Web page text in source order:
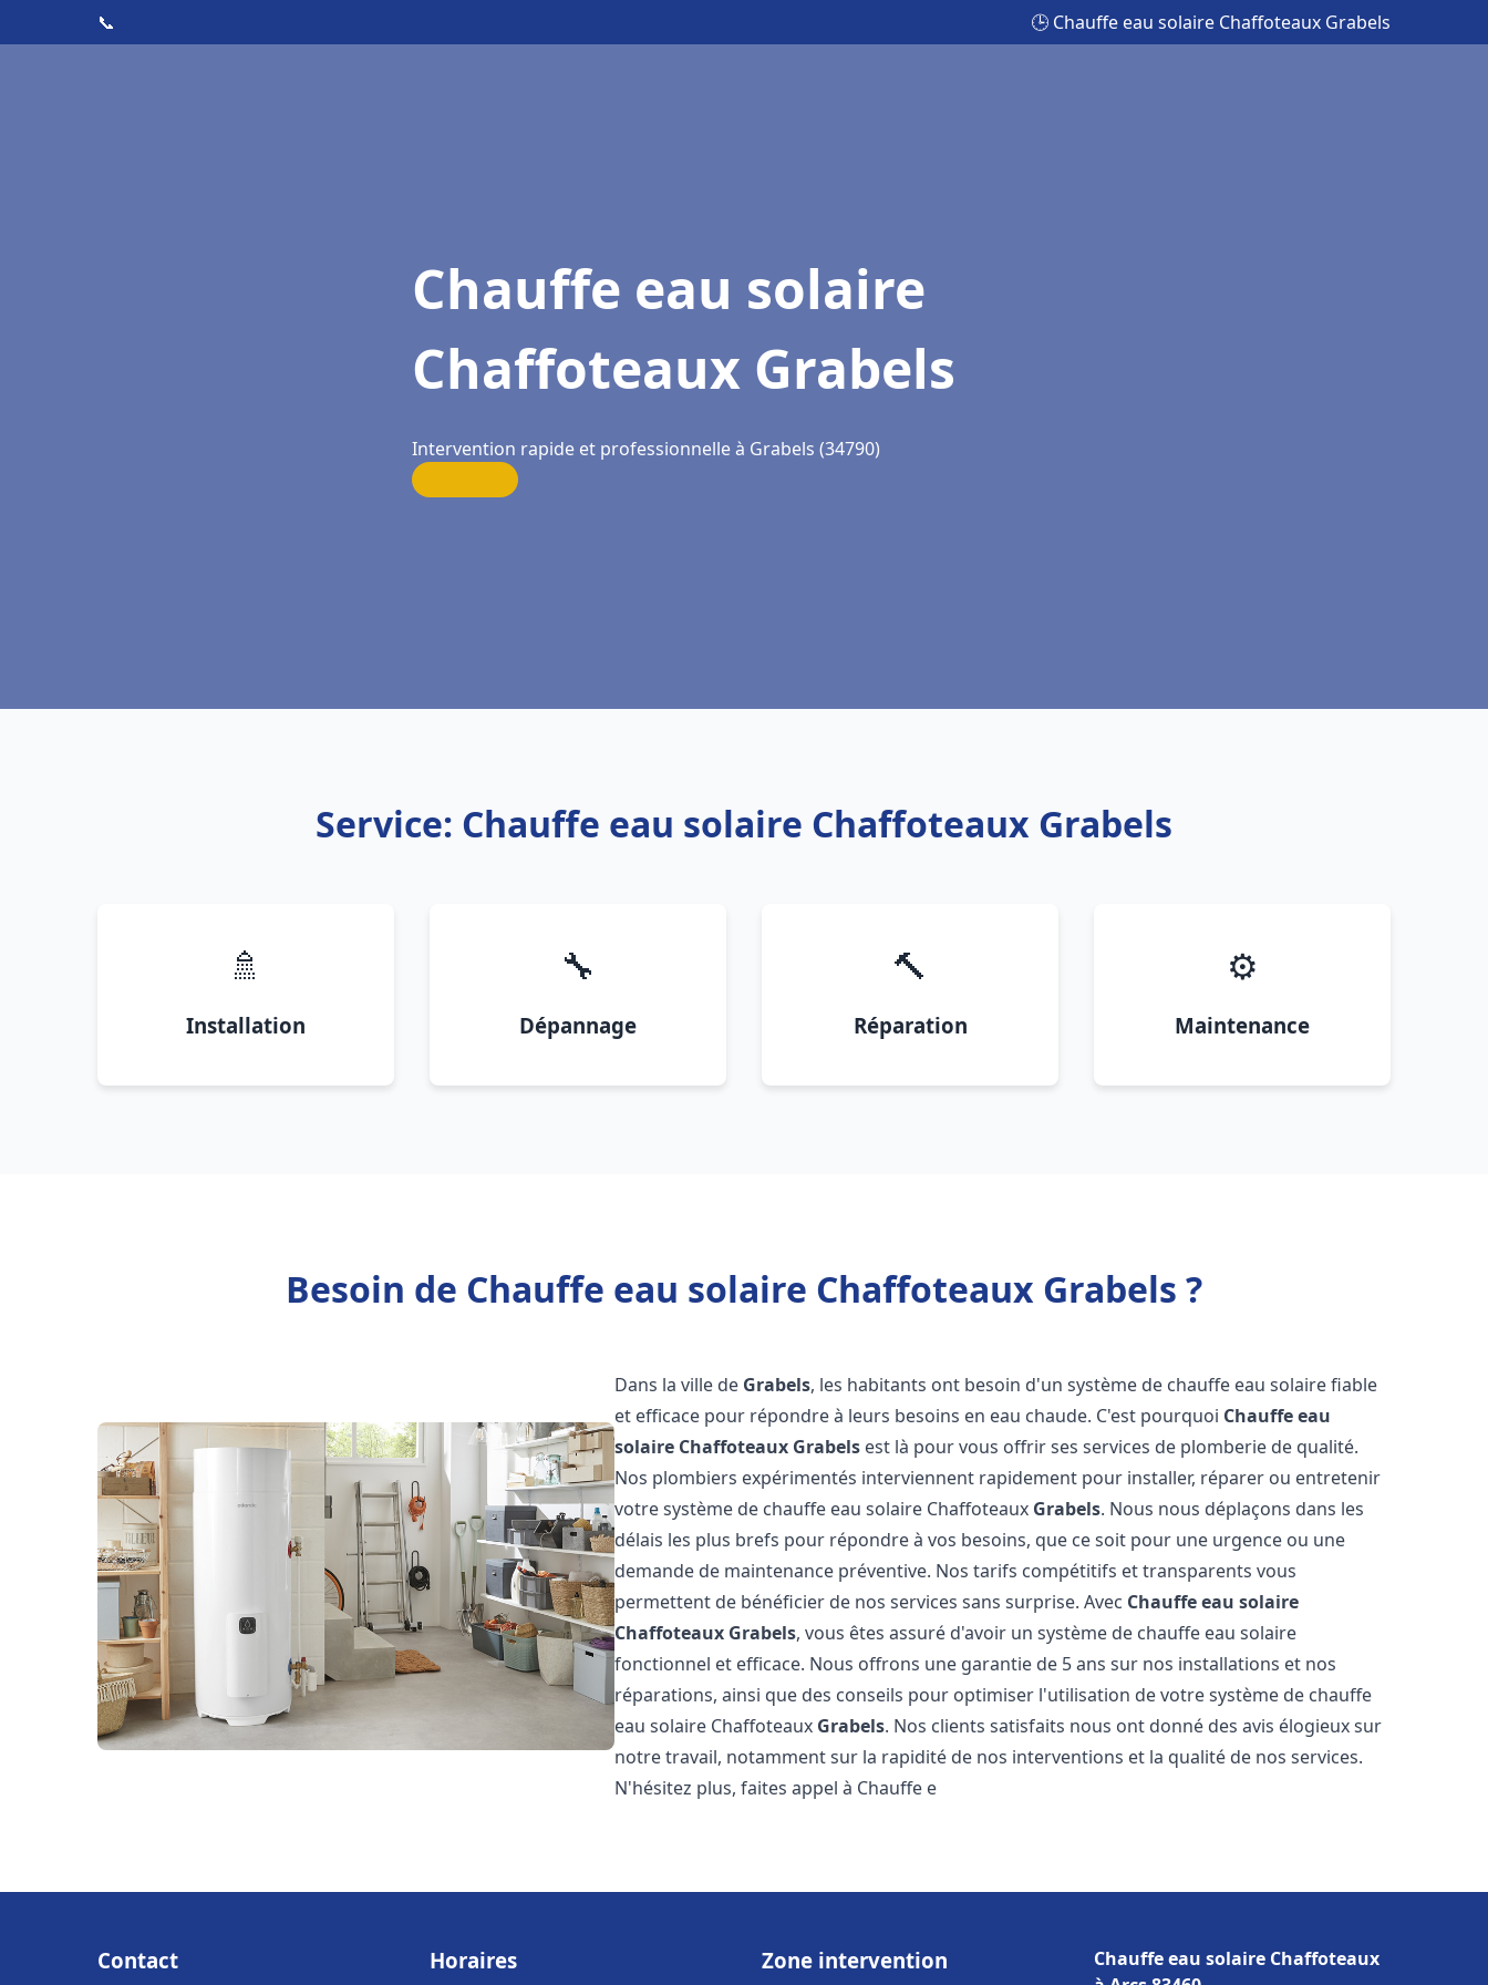
📞 🕒 Chauffe eau solaire Chaffoteaux Grabels
Chauffe eau solaire
Chaffoteaux Grabels
Intervention rapide et professionnelle à Grabels (34790)
Service: Chauffe eau solaire Chaffoteaux Grabels
🚿
Installation
🔧
Dépannage
🔨
Réparation
⚙️
Maintenance
Besoin de Chauffe eau solaire Chaffoteaux Grabels ?
Dans la ville de Grabels, les habitants ont besoin d'un système de chauffe eau solaire fiable
et efficace pour répondre à leurs besoins en eau chaude. C'est pourquoi Chauffe eau
solaire Chaffoteaux Grabels est là pour vous offrir ses services de plomberie de qualité.
Nos plombiers expérimentés interviennent rapidement pour installer, réparer ou entretenir
votre système de chauffe eau solaire Chaffoteaux Grabels. Nous nous déplaçons dans les
délais les plus brefs pour répondre à vos besoins, que ce soit pour une urgence ou une
demande de maintenance préventive. Nos tarifs compétitifs et transparents vous
permettent de bénéficier de nos services sans surprise. Avec Chauffe eau solaire
Chaffoteaux Grabels, vous êtes assuré d'avoir un système de chauffe eau solaire
fonctionnel et efficace. Nous offrons une garantie de 5 ans sur nos installations et nos
réparations, ainsi que des conseils pour optimiser l'utilisation de votre système de chauffe
eau solaire Chaffoteaux Grabels. Nos clients satisfaits nous ont donné des avis élogieux sur
notre travail, notamment sur la rapidité de nos interventions et la qualité de nos services.
N'hésitez plus, faites appel à Chauffe e
Contact Horaires Zone intervention
Chauffe eau solaire Chaffoteaux